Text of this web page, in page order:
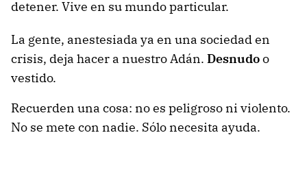
detener. Vive en su mundo particular.
La gente, anestesiada ya en una sociedad en
crisis, deja hacer a nuestro Adán. Desnudoo
vestido.
Recuerden una cosa: no es peligroso ni violento.
No se mete con nadie. Sólo necesita ayuda.